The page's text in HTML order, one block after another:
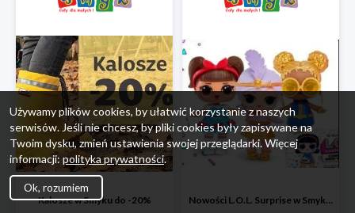
Kalosze w Smyku do -20% Nowości L.O.L. Surprise w Smyku do -45%
Używamy plików cookies, by ułatwić korzystanie z naszych
serwisów. Jeśli nie chcesz, by pliki cookies były zapisywane na
Twoim dysku, zmień ustawienia swojej przeglądarki. Więcej
informacji: polityka prywatności.
Ok, rozumiem